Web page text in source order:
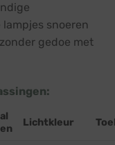
snoeren
gedoe met
Lichtkleur